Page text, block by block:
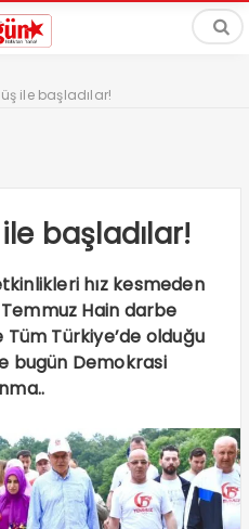
ile başladılar!
başladılar!
hız kesmeden
Hain darbe
Tüm Türkiye’de olduğu
bugün Demokrasi